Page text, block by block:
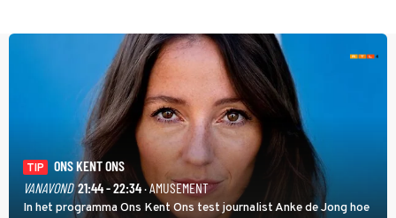
TIP
ONS KENT ONS
VANAVOND 21:44 - 22:34· AMUSEMENT
In het programma Ons Kent Ons test journalist Anke de Jong hoe